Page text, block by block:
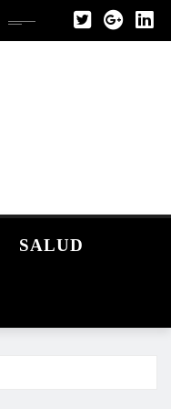
SALUD